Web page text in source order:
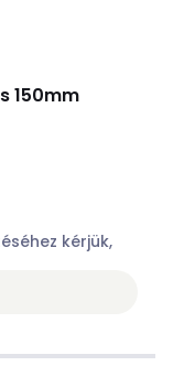
150mm
kérjük,